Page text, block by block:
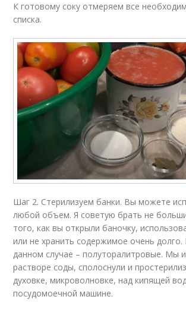
К готовому соку отмеряем все
списка.
Шаг 2. Стерилизуем банки. Вы можете
любой объем. Я советую брать не
того, как вы открыли баночку,
или не хранить содержимое очень долго.
данном случае – полуторалитровые. Мы
растворе соды, сполоснули и
духовке, микроволновке, над кипящей
посудомоечной машине.